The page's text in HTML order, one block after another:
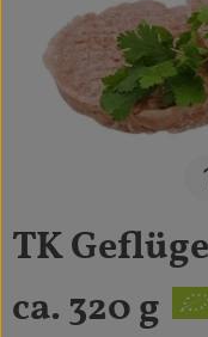
Obst & Gemüse
Getränke
Vorratskammer
Süßes & Salziges
Haushalt
TK
ca. 320 g